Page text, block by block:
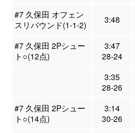
#7 久保田 オフェン
スリバウンド(1-1-2)
3:48
#7 久保田 2Pシュー
ト○(12点)
3:47
28-24
3:35
28-26
#7 久保田 2Pシュー
ト○(14点)
3:14
30-26